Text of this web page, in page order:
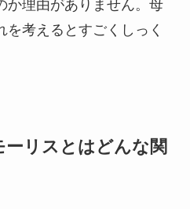
か理由がありません。母
考えるとすごくしっく
リスとはどんな関